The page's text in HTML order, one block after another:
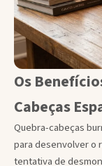
Os
Cabeças
Quebra-cabeças
para desenvolver o
tentativa de